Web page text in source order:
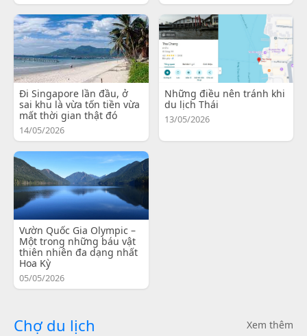
Đi Singapore lần đầu, ở
sai khu là vừa tốn tiền vừa
mất thời gian thật đó
14/05/2026
Những điều nên tránh khi
du lịch Thái
13/05/2026
Vườn Quốc Gia Olympic –
Một trong những báu vật
thiên nhiên đa dạng nhất
Hoa Kỳ
05/05/2026
Chợ du lịch Xem thêm